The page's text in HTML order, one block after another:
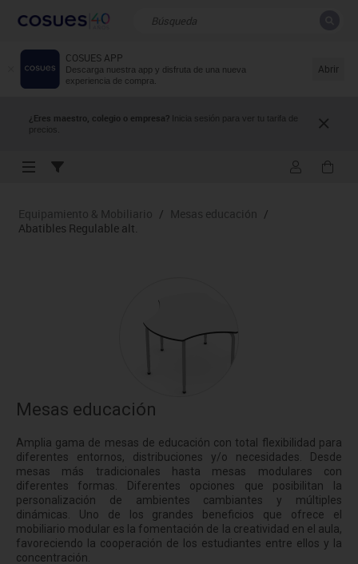
COSUES APP
Descarga nuestra app y disfruta de una nueva
experiencia de compra.
Abrir
¿Eres maestro, colegio o empresa? Inicia sesión para ver tu tarifa de
precios.
Resultados de la búsqueda
Equipamiento & Mobiliario / Mesas educación /
Abatibles Regulable alt.
Mesas educación
Amplia gama de mesas de educación con total flexibilidad para
diferentes entornos, distribuciones y/o necesidades. Desde
mesas más tradicionales hasta mesas modulares con
diferentes formas. Diferentes opciones que posibilitan la
personalización de ambientes cambiantes y múltiples
dinámicas. Uno de los grandes beneficios que ofrece el
mobiliario modular es la fomentación de la creatividad en el aula,
favoreciendo la cooperación de los estudiantes entre ellos y la
concentración.